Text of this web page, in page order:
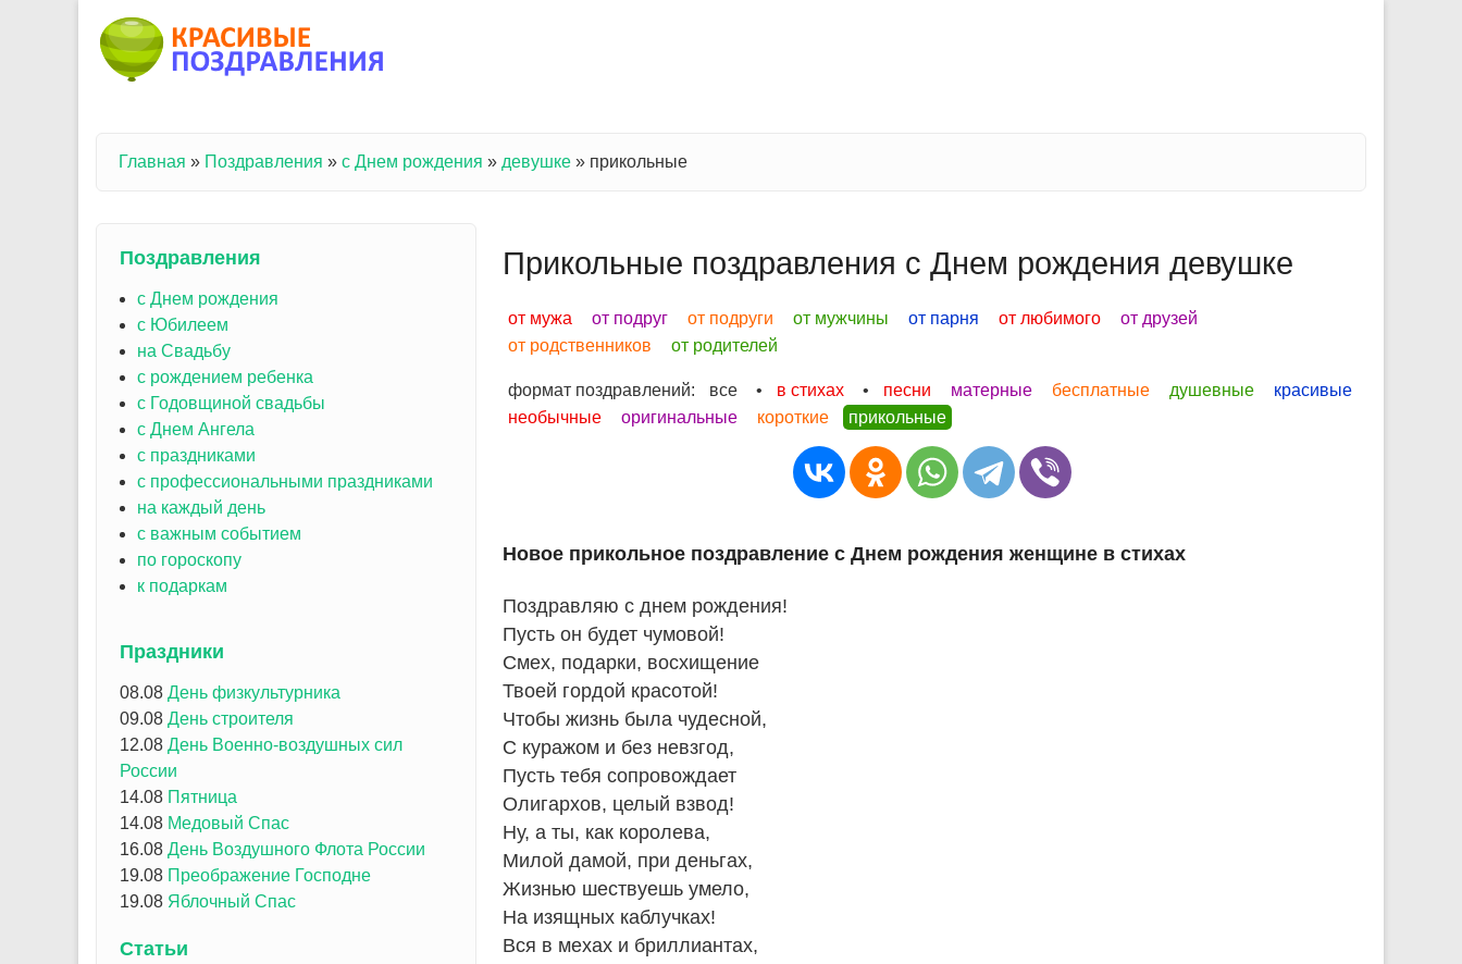
Вы здесь
Главная » Поздравления » с Днем рождения » девушке » прикольные
Прикольные поздравления с Днем рождения девушке
от мужа от подруг от подруги от мужчины от парня от любимого
от друзей
от родственников
от родителей
формат поздравлений: все • в стихах • песни матерные бесплатные душевные
красивые
необычные
оригинальные короткие прикольные
Новое прикольное поздравление с Днем рождения женщине в стихах
Поздравляю с днем рождения!
Пусть он будет чумовой!
Смех, подарки, восхищение
Твоей гордой красотой!
Чтобы жизнь была чудесной,
С куражом и без невзгод,
Пусть тебя сопровождает
Олигархов, целый взвод!
Ну, а ты, как королева,
Милой дамой, при деньгах,
Жизнью шествуешь умело,
На изящных каблучках!
Вся в мехах и бриллиантах,
Поздравления
с Днем рождения
с Юбилеем
на Свадьбу
с рождением ребенка
с Годовщиной свадьбы
с Днем Ангела
с праздниками
с профессиональными праздниками
на каждый день
с важным событием
по гороскопу
к подаркам
Праздники
08.08 День физкультурника
09.08 День строителя
12.08 День Военно-воздушных сил
России
14.08 Пятница
14.08 Медовый Спас
16.08 День Воздушного Флота России
19.08 Преображение Господне
19.08 Яблочный Спас
Статьи